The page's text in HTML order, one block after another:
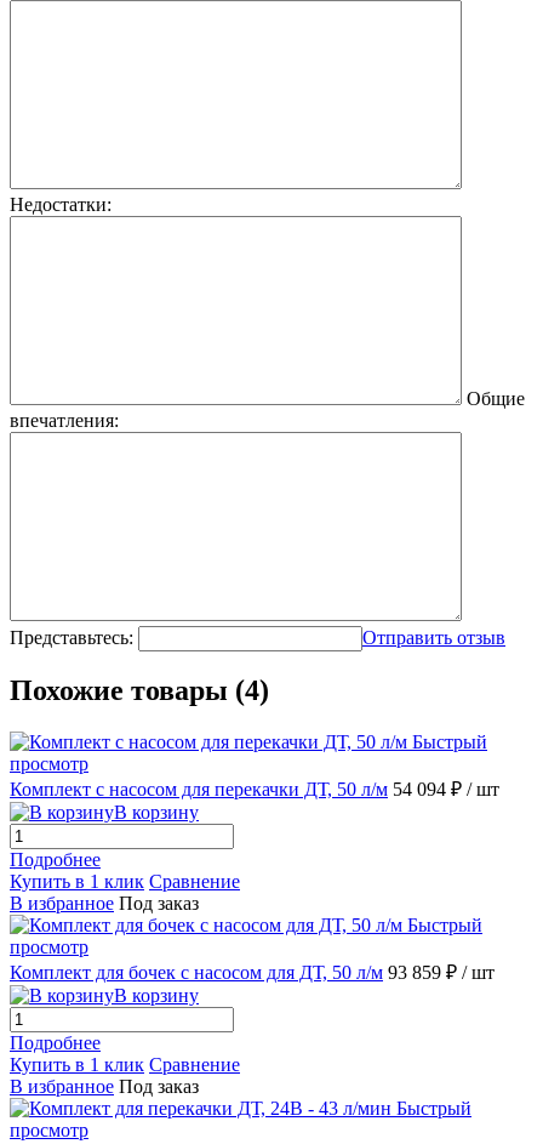
Недостатки:
Общие
впечатления:
Представьтесь: Отправить отзыв
Похожие товары (4)
Быстрый
просмотр
Комплект с насосом для перекачки ДТ, 50 л/м 54 094 ₽ / шт
В корзину
Подробнее
Купить в 1 клик Сравнение
В избранное Под заказ
Быстрый
просмотр
Комплект для бочек с насосом для ДТ, 50 л/м 93 859 ₽ / шт
В корзину
Подробнее
Купить в 1 клик Сравнение
В избранное Под заказ
Быстрый
просмотр